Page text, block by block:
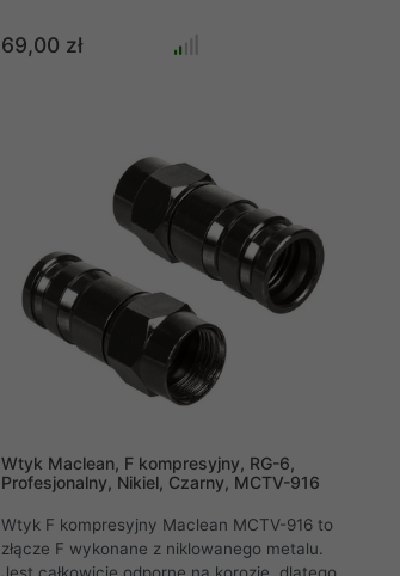
wytrzymałość oraz wysoka wydajność,
ciesząc się dobrą renomą zarówno wśród
elektryczne oraz wyjątkowo niską
tłumienność sygnału.
69,00 zł
Wtyk Maclean, F kompresyjny, RG-6,
Profesjonalny, Nikiel, Czarny, MCTV-916
Wtyk F kompresyjny Maclean MCTV-916 to
złącze F wykonane z niklowanego metalu.